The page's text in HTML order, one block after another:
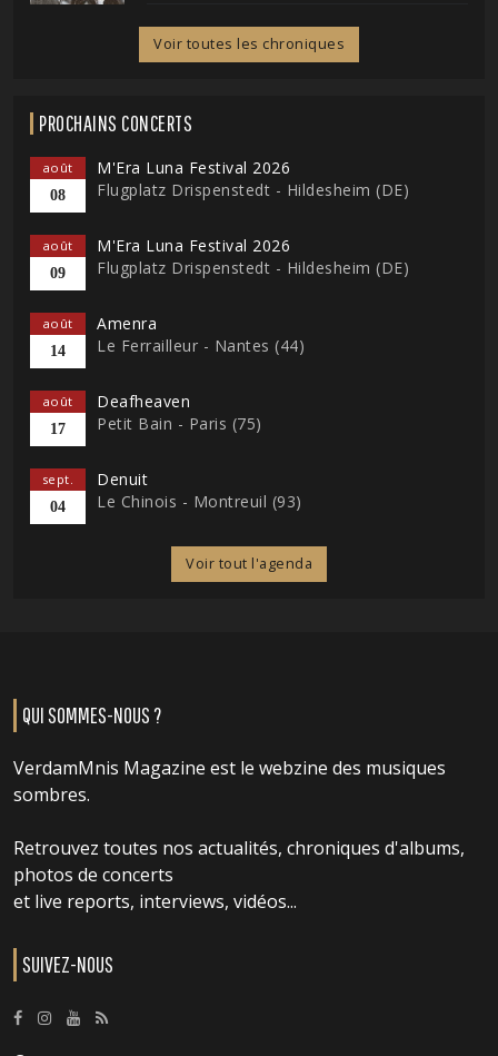
Voir toutes les chroniques
PROCHAINS CONCERTS
août
08
M'Era Luna Festival 2026
Flugplatz Drispenstedt - Hildesheim (DE)
août
09
M'Era Luna Festival 2026
Flugplatz Drispenstedt - Hildesheim (DE)
août
14
Amenra
Le Ferrailleur - Nantes (44)
août
17
Deafheaven
Petit Bain - Paris (75)
sept.
04
Denuit
Le Chinois - Montreuil (93)
Voir tout l'agenda
QUI SOMMES-NOUS ?
VerdamMnis Magazine est le webzine des musiques
sombres.
Retrouvez toutes nos actualités, chroniques d'albums,
photos de concerts
et live reports, interviews, vidéos...
SUIVEZ-NOUS